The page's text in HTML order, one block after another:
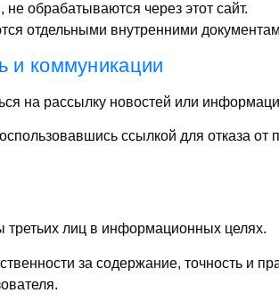
обрабатываются через этот сайт.
отдельными внутренними
и коммуникации
на рассылку новостей или
ссылкой для отказа
третьих лиц в информационных целях.
за содержание, точность и